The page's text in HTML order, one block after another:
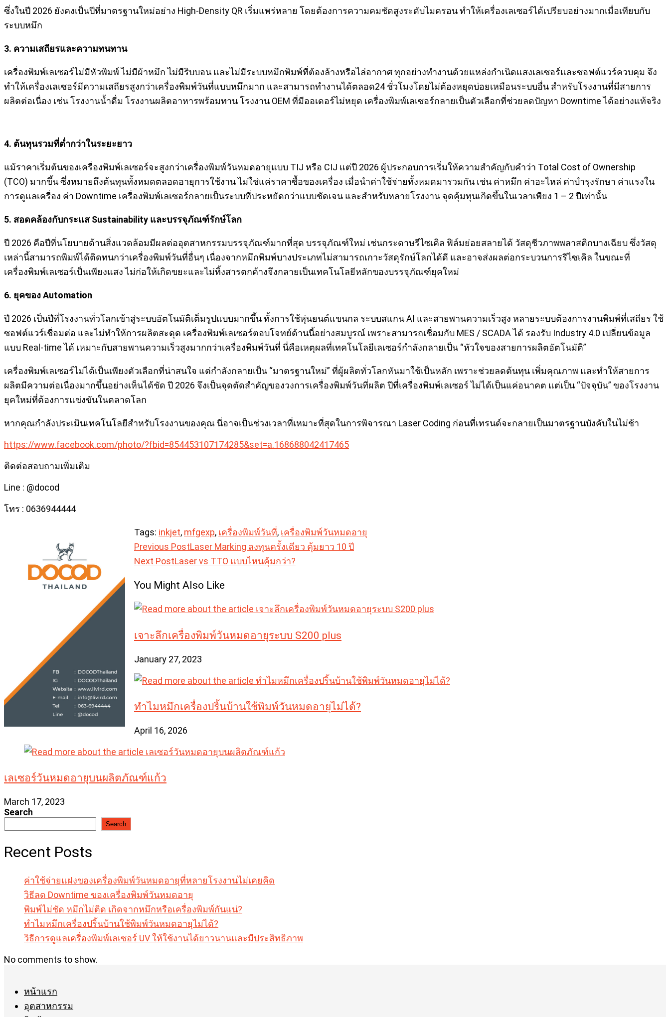
ซึ่งในปี 2026 ยังคงเป็นปีที่มาตรฐานใหม่อย่าง High-Density QR เริ่มแพร่หลาย โดยต้องการความคมชัดสูงระดับไมครอน ทำให้เครื่องเลเซอร์ได้เปรียบอย่างมากเมื่อเทียบกับ
ระบบหมึก
3. ความเสถียรและความทนทาน
เครื่องพิมพ์เลเซอร์ไม่มีหัวพิมพ์ ไม่มีผ้าหมึก ไม่มีริบบอน และไม่มีระบบหมึกพิมพ์ที่ต้องล้างหรือไล่อากาศ ทุกอย่างทำงานด้วยแหล่งกำเนิดแสงเลเซอร์และซอฟต์แวร์ควบคุม จึง
ทำให้เครื่องเลเซอร์มีความเสถียรสูงกว่าเครื่องพิมพ์วันที่แบบหมึกมาก และสามารถทำงานได้ตลอด24 ชั่วโมงโดยไม่ต้องหยุดบ่อยเหมือนระบบอื่น สำหรับโรงงานที่มีสายการ
ผลิตต่อเนื่อง เช่น โรงงานน้ำดื่ม โรงงานผลิตอาหารพร้อมทาน โรงงาน OEM ที่มีออเดอร์ไม่หยุด เครื่องพิมพ์เลเซอร์กลายเป็นตัวเลือกที่ช่วยลดปัญหา Downtime ได้อย่างแท้จริง
4. ต้นทุนรวมที่ต่ำกว่าในระยะยาว
แม้ราคาเริ่มต้นของเครื่องพิมพ์เลเซอร์จะสูงกว่าเครื่องพิมพ์วันหมดอายุแบบ TIJ หรือ CIJ แต่ปี 2026 ผู้ประกอบการเริ่มให้ความสำคัญกับคำว่า Total Cost of Ownership
(TCO) มากขึ้น ซึ่งหมายถึงต้นทุนทั้งหมดตลอดอายุการใช้งาน ไม่ใช่แค่ราคาซื้อของเครื่อง เมื่อนำค่าใช้จ่ายทั้งหมดมารวมกัน เช่น ค่าหมึก ค่าอะไหล่ ค่าบำรุงรักษา ค่าแรงใน
การดูแลเครื่อง ค่า Downtime เครื่องพิมพ์เลเซอร์กลายเป็นระบบที่ประหยัดกว่าแบบชัดเจน และสำหรับหลายโรงงาน จุดคุ้มทุนเกิดขึ้นในเวลาเพียง 1 – 2 ปีเท่านั้น
5. สอดคล้องกับกระแสSustainability และบรรจุภัณฑ์รักษ์โลก
ปี 2026 คือปีที่นโยบายด้านสิ่งแวดล้อมมีผลต่ออุตสาหกรรมบรรจุภัณฑ์มากที่สุด บรรจุภัณฑ์ใหม่ เช่นกระดาษรีไซเคิล ฟิล์มย่อยสลายได้ วัสดุชีวภาพพลาสติกบางเฉียบ ซึ่งวัสดุ
เหล่านี้สามารถพิมพ์ได้ติดทนกว่าเครื่องพิมพ์วันที่อื่นๆ เนื่องจากหมึกพิมพ์บางประเภทไม่สามารถเกาะวัสดุรักษ์โลกได้ดี และอาจส่งผลต่อกระบวนการรีไซเคิล ในขณะที่
เครื่องพิมพ์เลเซอร์เป็นเพียงแสง ไม่ก่อให้เกิดขยะและไม่ทิ้งสารตกค้างจึงกลายเป็นเทคโนโลยีหลักของบรรจุภัณฑ์ยุคใหม่
6. ยุคของAutomation
ปี 2026 เป็นปีที่โรงงานทั่วโลกเข้าสู่ระบบอัตโนมัติเต็มรูปแบบมากขึ้น ทั้งการใช้หุ่นยนต์แขนกล ระบบสแกน AI และสายพานความเร็วสูง หลายระบบต้องการงานพิมพ์ที่เสถียร ใช้
ซอฟต์แวร์เชื่อมต่อ และไม่ทำให้การผลิตสะดุด เครื่องพิมพ์เลเซอร์ตอบโจทย์ด้านนี้อย่างสมบูรณ์ เพราะสามารถเชื่อมกับ MES / SCADA ได้ รองรับ Industry 4.0 เปลี่ยนข้อมูล
แบบ Real-time ได้ เหมาะกับสายพานความเร็วสูงมากกว่าเครื่องพิมพ์วันที่ นี่คือเหตุผลที่เทคโนโลยีเลเซอร์กำลังกลายเป็น “หัวใจของสายการผลิตอัตโนมัติ”
เครื่องพิมพ์เลเซอร์ไม่ได้เป็นเพียงตัวเลือกที่น่าสนใจ แต่กำลังกลายเป็น “มาตรฐานใหม่” ที่ผู้ผลิตทั่วโลกหันมาใช้เป็นหลัก เพราะช่วยลดต้นทุน เพิ่มคุณภาพ และทำให้สายการ
ผลิตมีความต่อเนื่องมากขึ้นอย่างเห็นได้ชัด ปี 2026 จึงเป็นจุดตัดสำคัญของวงการเครื่องพิมพ์วันที่ผลิต ปีที่เครื่องพิมพ์เลเซอร์ ไม่ได้เป็นแค่อนาคต แต่เป็น “ปัจจุบัน” ของโรงงาน
ยุคใหม่ที่ต้องการแข่งขันในตลาดโลก
หากคุณกำลังประเมินเทคโนโลยีสำหรับโรงงานของคุณ นี่อาจเป็นช่วงเวลาที่เหมาะที่สุดในการพิจารณา Laser Coding ก่อนที่เทรนด์จะกลายเป็นมาตรฐานบังคับในไม่ช้า
https://www.facebook.com/photo/?fbid=854453107174285&set=a.168688042417465
ติดต่อสอบถามเพิ่มเติม
Line : @docod
โทร : 0636944444
Tags: inkjet, mfgexp, เครื่องพิมพ์วันที่, เครื่องพิมพ์วันหมดอายุ
more
articles
Previous PostLaser Marking ลงทุนครั้งเดียว คุ้มยาว 10 ปี
Next PostLaser vs TTO แบบไหนคุ้มกว่า?
You Might Also Like
เจาะลึกเครื่องพิมพ์วันหมดอายุระบบ S200 plus
January 27, 2023
ทำไมหมึกเครื่องปริ้นบ้านใช้พิมพ์วันหมดอายุไม่ได้?
April 16, 2026
เลเซอร์วันหมดอายุบนผลิตภัณฑ์แก้ว
March 17, 2023
Search
Search
Recent Posts
ค่าใช้จ่ายแฝงของเครื่องพิมพ์วันหมดอายุที่หลายโรงงานไม่เคยคิด
วิธีลด Downtime ของเครื่องพิมพ์วันหมดอายุ
พิมพ์ไม่ชัด หมึกไม่ติด เกิดจากหมึกหรือเครื่องพิมพ์กันแน่?
ทำไมหมึกเครื่องปริ้นบ้านใช้พิมพ์วันหมดอายุไม่ได้?
วิธีการดูแลเครื่องพิมพ์เลเซอร์ UV ให้ใช้งานได้ยาวนานและมีประสิทธิภาพ
No comments to show.
หน้าแรก
อุตสาหกรรม